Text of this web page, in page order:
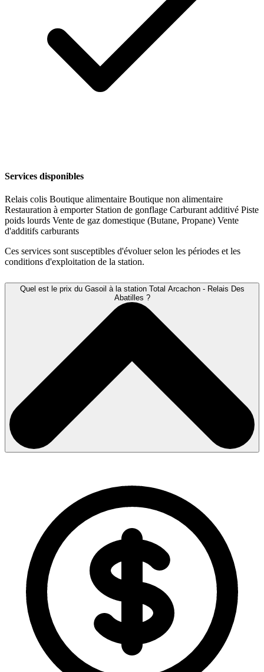
Services disponibles
Relais colis Boutique alimentaire Boutique non alimentaire
Restauration à emporter Station de gonflage Carburant additivé Piste
poids lourds Vente de gaz domestique (Butane, Propane) Vente
d'additifs carburants
Ces services sont susceptibles d'évoluer selon les périodes et les
conditions d'exploitation de la station.
Quel est le prix du Gasoil à la station Total Arcachon - Relais Des
Abatilles ?